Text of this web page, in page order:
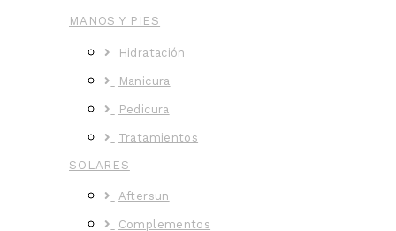
MANOS Y PIES
Hidratación
Manicura
Pedicura
Tratamientos
SOLARES
Aftersun
Complementos